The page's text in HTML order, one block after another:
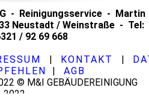
- Reinigungsservice - Martin
Neustadt / Weinstraße - Tel:
/ 92 69 668
KONTAKT
AGB
© M&I GEBÄUDEREINIGUNG
2022